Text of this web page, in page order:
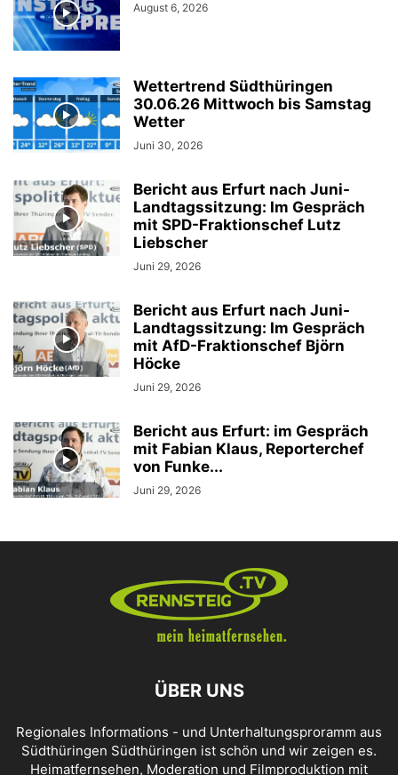
August 6, 2026
Wettertrend Südthüringen
30.06.26 Mittwoch bis Samstag
Wetter
Juni 30, 2026
Bericht aus Erfurt nach Juni-
Landtagssitzung: Im Gespräch
mit SPD-Fraktionschef Lutz
Liebscher
Juni 29, 2026
Bericht aus Erfurt nach Juni-
Landtagssitzung: Im Gespräch
mit AfD-Fraktionschef Björn
Höcke
Juni 29, 2026
Bericht aus Erfurt: im Gespräch
mit Fabian Klaus, Reporterchef
von Funke...
Juni 29, 2026
ÜBER UNS
Regionales Informations - und Unterhaltungsproramm aus
Südthüringen Südthüringen ist schön und wir zeigen es.
Heimatfernsehen, Moderation und Filmproduktion mit